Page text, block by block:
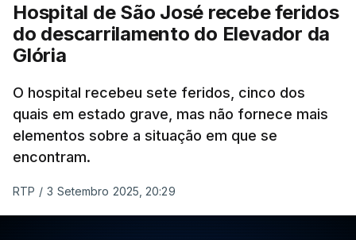
Hospital de São José recebe feridos
do descarrilamento do Elevador da
Glória
O hospital recebeu sete feridos, cinco dos
quais em estado grave, mas não fornece mais
elementos sobre a situação em que se
encontram.
RTP / 3 Setembro 2025, 20:29